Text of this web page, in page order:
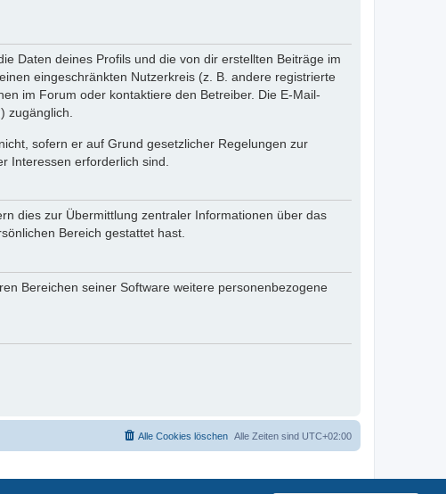
Daten deines Profils und die von dir erstellten Beiträge im
eingeschränkten Nutzerkreis (z. B. andere registrierte
im Forum oder kontaktiere den Betreiber. Die E-Mail-
zugänglich.
sofern er auf Grund gesetzlicher Regelungen zur
Interessen erforderlich sind.
dies zur Übermittlung zentraler Informationen über das
Bereich gestattet hast.
Bereichen seiner Software weitere personenbezogene
Alle Zeiten sind UTC+02:00
Alle Cookies löschen